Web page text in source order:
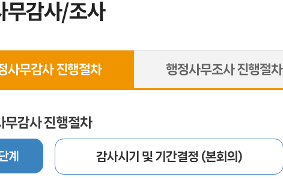
무감사/조사
사무감사진행절차
무감사 진행절차
계 감사시기 및 기간결정 (본회의)
행정사무조사진행절차